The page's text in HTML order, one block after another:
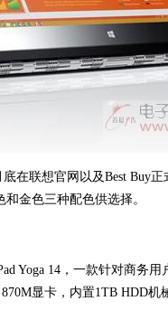
在联想官网以及Best Buy
金色三种配色供选择。
Yoga 14，一款针对商务
显卡，内置1TB HDD